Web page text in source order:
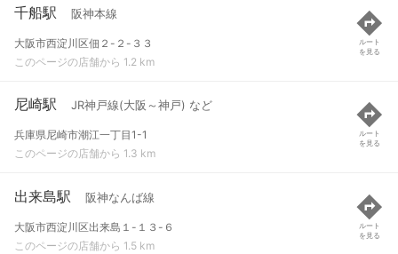
千船駅 阪神本線
大阪市西淀川区佃２-２-３３
このページの店舗から 1.2 km
ルート
を見る
尼崎駅 JR神戸線(大阪～神戸) など
兵庫県尼崎市潮江一丁目1-1
このページの店舗から 1.3 km
ルート
を見る
出来島駅 阪神なんば線
大阪市西淀川区出来島１-１３-６
このページの店舗から 1.5 km
ルート
を見る